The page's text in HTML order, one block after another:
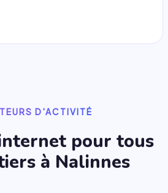
D'ACTIVITÉ
pour tous
à Nalinnes